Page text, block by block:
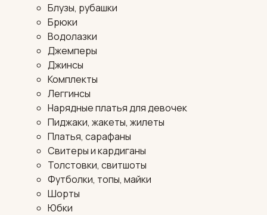
Блузы, рубашки
Брюки
Водолазки
Джемперы
Джинсы
Комплекты
Леггинсы
Нарядные платья для девочек
Пиджаки, жакеты, жилеты
Платья, сарафаны
Свитеры и кардиганы
Толстовки, свитшоты
Футболки, топы, майки
Шорты
Юбки